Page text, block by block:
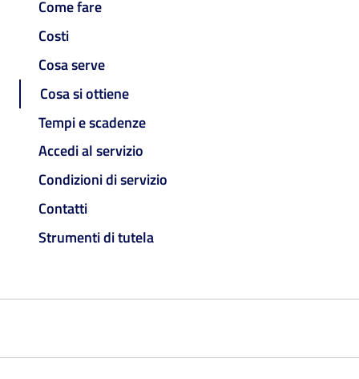
Come fare
Costi
Cosa serve
Cosa si ottiene
Tempi e scadenze
Accedi al servizio
Condizioni di servizio
Contatti
Strumenti di tutela